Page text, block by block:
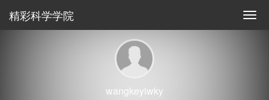
精彩科学学院
wangkeyiwky